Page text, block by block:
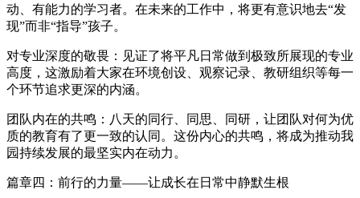
动、有能力的学习者。在未来的工作中，将更有意识地去“发
现”而非“指导”孩子。
对专业深度的敬畏：见证了将平凡日常做到极致所展现的专业
高度，这激励着大家在环境创设、观察记录、教研组织等每一
个环节追求更深的内涵。
团队内在的共鸣：八天的同行、同思、同研，让团队对何为优
质的教育有了更一致的认同。这份内心的共鸣，将成为推动我
园持续发展的最坚实内在动力。
篇章四：前行的力量——让成长在日常中静默生根